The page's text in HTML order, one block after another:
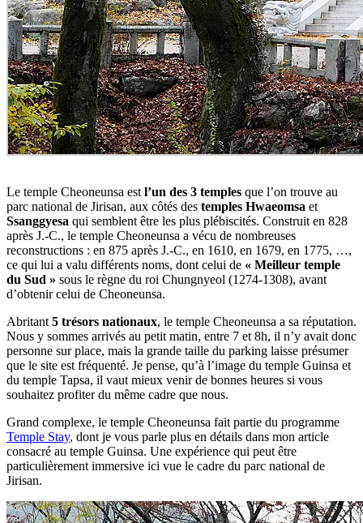
Le temple Cheoneunsa est l’un des 3 temples que l’on trouve au
parc national de Jirisan, aux côtés des temples Hwaeomsa et
Ssanggyesa qui semblent être les plus plébiscités. Construit en 828
après J.-C., le temple Cheoneunsa a vécu de nombreuses
reconstructions : en 875 après J.-C., en 1610, en 1679, en 1775, …,
ce qui lui a valu différents noms, dont celui de « Meilleur temple
du Sud » sous le règne du roi Chungnyeol (1274-1308), avant
d’obtenir celui de Cheoneunsa.
Abritant 5 trésors nationaux, le temple Cheoneunsa a sa réputation.
Nous y sommes arrivés au petit matin, entre 7 et 8h, il n’y avait donc
personne sur place, mais la grande taille du parking laisse présumer
que le site est fréquenté. Je pense, qu’à l’image du temple Guinsa et
du temple Tapsa, il vaut mieux venir de bonnes heures si vous
souhaitez profiter du même cadre que nous.
Grand complexe, le temple Cheoneunsa fait partie du programme
Temple Stay, dont je vous parle plus en détails dans mon article
consacré au temple Guinsa. Une expérience qui peut être
particulièrement immersive ici vue le cadre du parc national de
Jirisan.